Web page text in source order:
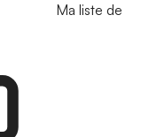
Ma liste de